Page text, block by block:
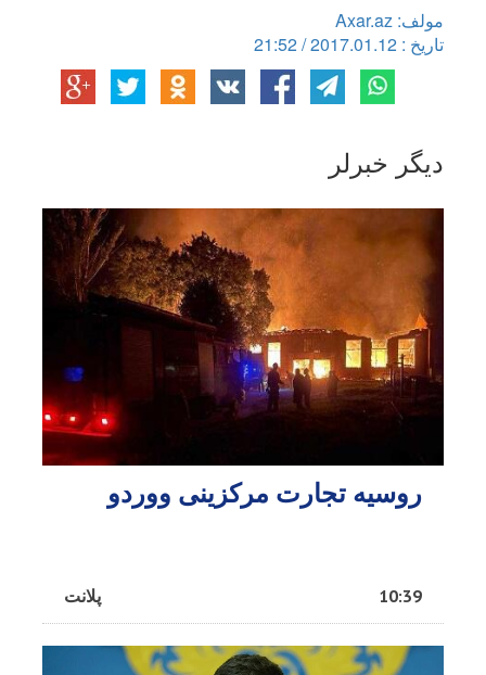
مولف: Axar.az
تاریخ : 2017.01.12 / 21:52
دیگر خبرلر
روسیه تجارت مرکزینی ووردو
پلانت 10:39